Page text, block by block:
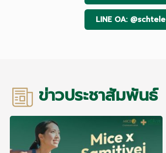
LINE OA: @schtele
ข่าวประชาสัมพันธ์